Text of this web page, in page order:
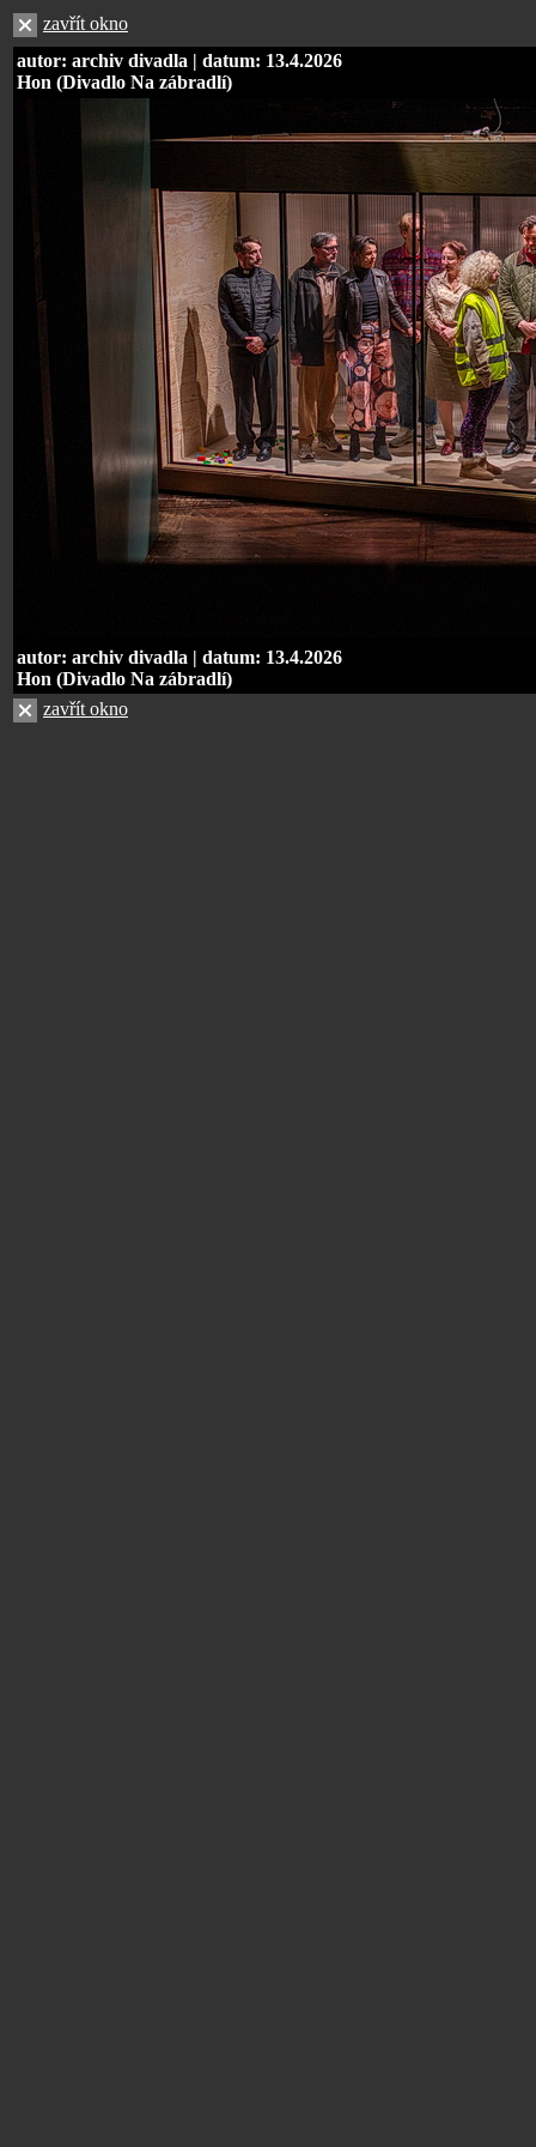
zavřít okno
autor: archiv divadla | datum: 13.4.2026
Hon (Divadlo Na zábradlí)
autor: archiv divadla | datum: 13.4.2026
Hon (Divadlo Na zábradlí)
zavřít okno